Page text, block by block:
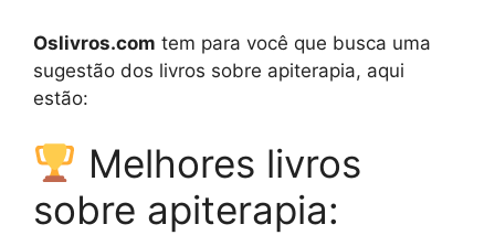
Oslivros.com tem para você que busca uma
sugestão dos livros sobre apiterapia, aqui
estão:
Melhores livros
sobre apiterapia: